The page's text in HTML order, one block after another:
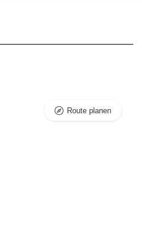
Route planen